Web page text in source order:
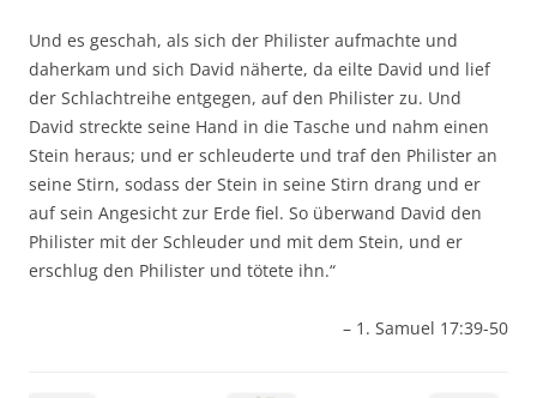
Und es geschah, als sich der Philister aufmachte und
daherkam und sich David näherte, da eilte David und lief
der Schlachtreihe entgegen, auf den Philister zu. Und
David streckte seine Hand in die Tasche und nahm einen
Stein heraus; und er schleuderte und traf den Philister an
seine Stirn, sodass der Stein in seine Stirn drang und er
auf sein Angesicht zur Erde fiel. So überwand David den
Philister mit der Schleuder und mit dem Stein, und er
erschlug den Philister und tötete ihn.“
– 1. Samuel 17:39-50